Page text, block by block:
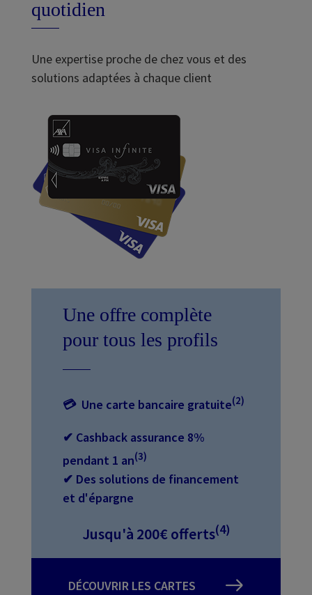
quotidien
Une expertise proche de chez vous et des
solutions adaptées à chaque client
Une offre complète
pour tous les profils
💳︎ Une carte bancaire gratuite(2)
✔ Cashback assurance 8%
pendant 1 an(3)
✔ Des solutions de financement
et d'épargne
Jusqu'à 200€ offerts(4)
DÉCOUVRIR LES CARTES